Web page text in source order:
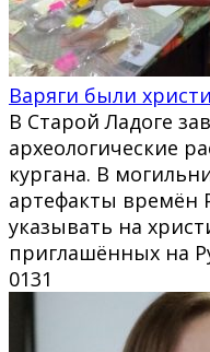
Варяги были
В Старой Ладоге
археологические
кургана. В
артефакты времён
указывать на
приглашённых на
0131